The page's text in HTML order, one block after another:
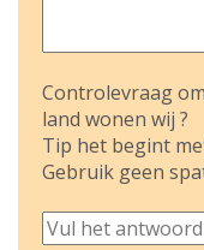
Controlevraag
land wonen wij ?
Tip het begint
Gebruik geen